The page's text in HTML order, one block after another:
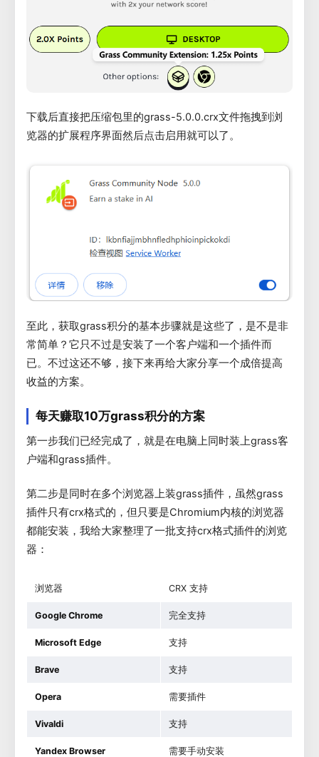
下载后直接把压缩包里的grass-5.0.0.crx文件拖拽到浏
览器的扩展程序界面然后点击启用就可以了。
至此，获取grass积分的基本步骤就是这些了，是不是非
常简单？它只不过是安装了一个客户端和一个插件而
已。不过这还不够，接下来再给大家分享一个成倍提高
收益的方案。
每天赚取10万grass积分的方案
第一步我们已经完成了，就是在电脑上同时装上grass客
户端和grass插件。
第二步是同时在多个浏览器上装grass插件，虽然grass
插件只有crx格式的，但只要是Chromium内核的浏览器
都能安装，我给大家整理了一批支持crx格式插件的浏览
器：
浏览器 CRX 支持
Google Chrome 完全支持
Microsoft Edge 支持
Brave 支持
Opera 需要插件
Vivaldi 支持
Yandex Browser 需要手动安装